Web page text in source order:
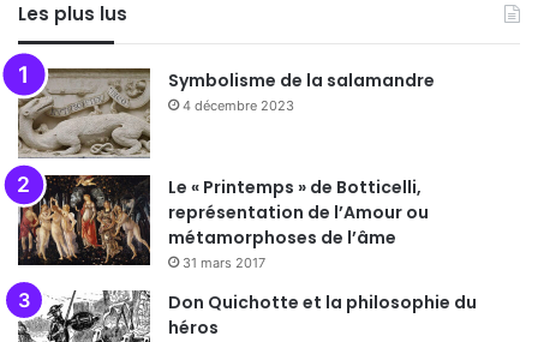
Les plus lus
Symbolisme de la salamandre
4 décembre 2023
Le « Printemps » de Botticelli,
représentation de l’Amour ou
métamorphoses de l’âme
31 mars 2017
Don Quichotte et la philosophie du
héros